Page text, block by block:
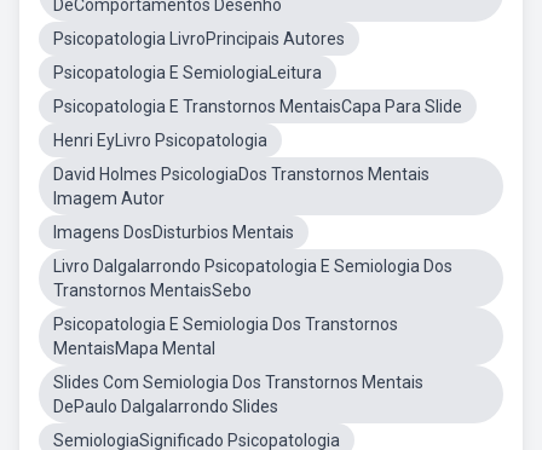
DeComportamentos Desenho
Psicopatologia LivroPrincipais Autores
Psicopatologia E SemiologiaLeitura
Psicopatologia E Transtornos MentaisCapa Para Slide
Henri EyLivro Psicopatologia
David Holmes PsicologiaDos Transtornos Mentais
Imagem Autor
Imagens DosDisturbios Mentais
Livro Dalgalarrondo Psicopatologia E Semiologia Dos
Transtornos MentaisSebo
Psicopatologia E Semiologia Dos Transtornos
MentaisMapa Mental
Slides Com Semiologia Dos Transtornos Mentais
DePaulo Dalgalarrondo Slides
SemiologiaSignificado Psicopatologia